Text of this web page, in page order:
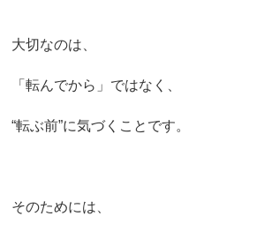
大切なのは、
「転んでから」ではなく、
“転ぶ前”に気づくことです。
そのためには、